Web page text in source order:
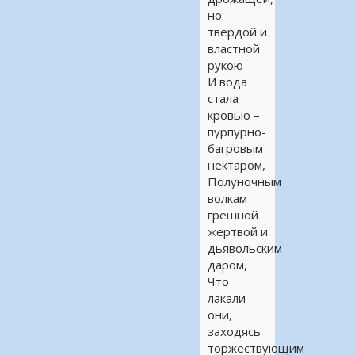
но
твердой и
властной
рукою
И вода
стала
кровью –
пурпурно-
багровым
нектаром,
Полуночным
волкам
грешной
жертвой и
дьявольским
даром,
Что
лакали
они,
заходясь
торжествующим